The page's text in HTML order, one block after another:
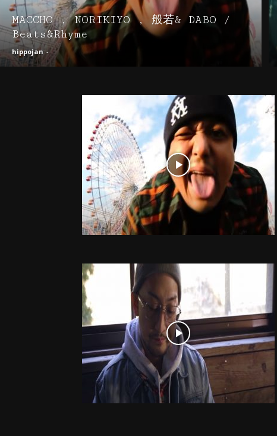
MACCHO , NORIKIYO , 般若& DABO /
Beats&Rhyme
hippojan -